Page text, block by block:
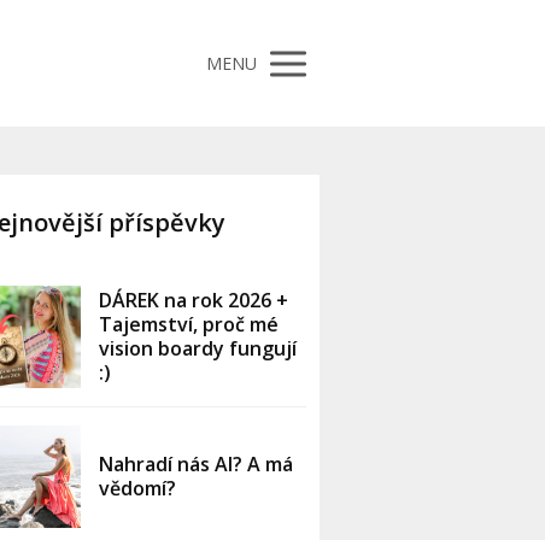
MENU
příspěvky
DÁREK na rok 2026 +
Tajemství, proč mé
vision boardy fungují
:)
Nahradí nás AI? A má
vědomí?